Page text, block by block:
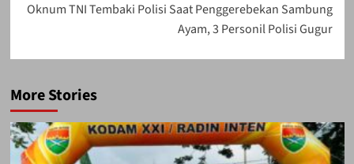
Oknum TNI Tembaki Polisi Saat Penggerebekan Sambung
Ayam, 3 Personil Polisi Gugur
More Stories